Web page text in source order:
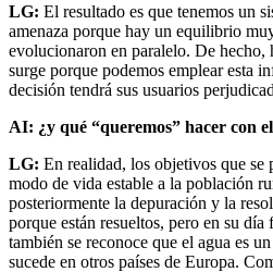
LG: El resultado es que tenemos un
amenaza porque hay un equilibrio
evolucionaron en paralelo. De hecho,
surge porque podemos emplear esta
decisión tendrá sus usuarios
AI: ¿y qué “queremos” hacer con
LG: En realidad, los objetivos que se
modo de vida estable a la población
posteriormente la depuración y la
porque están resueltos, pero en su
también se reconoce que el agua es
sucede en otros países de Europa.